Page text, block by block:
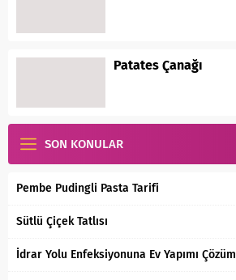
Patates Çanağı
SON KONULAR
Pembe Pudingli Pasta Tarifi
Sütlü Çiçek Tatlısı
İdrar Yolu Enfeksiyonuna Ev Yapımı Çözüm